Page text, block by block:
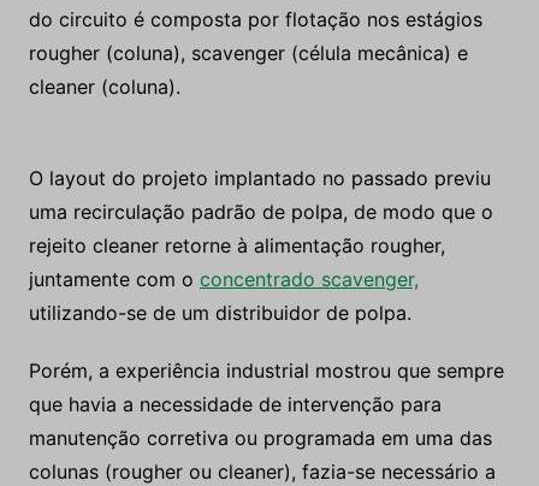
do circuito é composta por flotação nos estágios
rougher (coluna), scavenger (célula mecânica) e
cleaner (coluna).
O layout do projeto implantado no passado previu
uma recirculação padrão de polpa, de modo que o
rejeito cleaner retorne à alimentação rougher,
juntamente com o concentrado scavenger,
utilizando-se de um distribuidor de polpa.
Porém, a experiência industrial mostrou que sempre
que havia a necessidade de intervenção para
manutenção corretiva ou programada em uma das
colunas (rougher ou cleaner), fazia-se necessário a